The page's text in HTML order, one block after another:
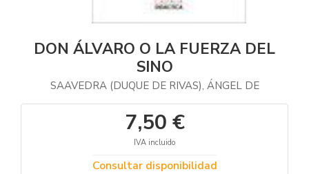
DON ÁLVARO O LA FUERZA DEL
SINO
SAAVEDRA (DUQUE DE RIVAS), ÁNGEL DE
7,50 €
IVA incluido
Consultar disponibilidad